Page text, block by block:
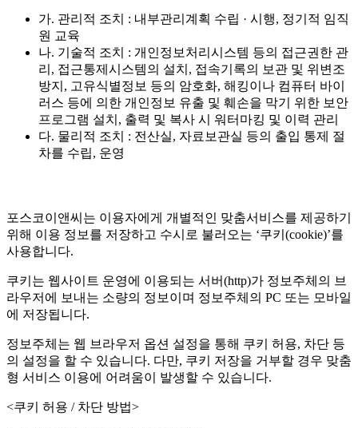
가. 관리적 조치 : 내부관리계획 수립 · 시행, 정기적 임직
원 교육
나. 기술적 조치 : 개인정보처리시스템 등의 접근권한 관
리, 접근통제시스템의 설치, 접속기록의 보관 및 위변조
방지, 고유식별정보 등의 암호화, 해킹이나 컴퓨터 바이
러스 등에 의한 개인정보 유출 및 훼손을 막기 위한 보안
프로그램 설치, 출력 및 복사 시 워터마킹 및 이력 관리
다. 물리적 조치 : 전산실, 자료보관실 등의 출입 통제 절
차를 수립, 운영
포스코이앤씨는 이용자에게 개별적인 맞춤서비스를 제공하기
위해 이용 정보를 저장하고 수시로 불러오는 ‘쿠키(cookie)’를
사용합니다.
쿠키는 웹사이트 운영에 이용되는 서버(http)가 정보주체의 브
라우저에 보내는 소량의 정보이며 정보주체의 PC 또는 모바일
에 저장됩니다.
정보주체는 웹 브라우저 옵션 설정을 통해 쿠키 허용, 차단 등
의 설정을 할 수 있습니다. 다만, 쿠키 저장을 거부할 경우 맞춤
형 서비스 이용에 어려움이 발생할 수 있습니다.
<쿠키 허용 / 차단 방법>